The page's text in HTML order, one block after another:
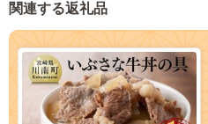
関連する返礼品